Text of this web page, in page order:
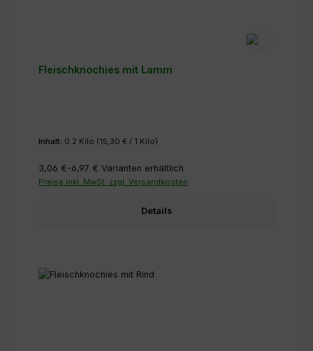
Fleischknochies mit Lamm
Inhalt: 0.2 Kilo (15,30 € / 1 Kilo)
3,06 €-6,97 € Varianten erhältlich
Preise inkl. MwSt. zzgl. Versandkosten
Details